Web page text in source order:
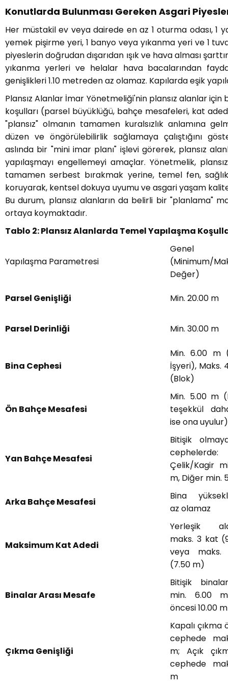
Konutlarda Bulunması Gereken Asgari
Her müstakil ev veya dairede en az 1 oturma odası, 1
yemek pişirme yeri, 1 banyo veya yıkanma yeri ve 1
piyeslerin doğrudan dışarıdan ışık ve hava alması
yıkanma yerleri ve helalar hava bacalarından
genişlikleri 1.10 metreden az olamaz. Kapılarda eşik
Plansız Alanlar İmar Yönetmeliği'nin plansız alanlar için
koşulları (parsel büyüklüğü, bahçe mesafeleri, kat
"plansız" olmanın tamamen kuralsızlık anlamına
düzen ve öngörülebilirlik sağlamaya çalıştığını
aslında bir "mini imar planı" işlevi görerek, plansız
yapılaşmayı engellemeyi amaçlar. Yönetmelik,
tamamen serbest bırakmak yerine, temel fen,
koruyarak, kentsel dokuya uyumu ve asgari yaşam
Bu durum, plansız alanların da belirli bir "planlama"
ortaya koymaktadır.
Tablo 2: Plansız Alanlarda Temel Yapılaşma
Yapılaşma Parametresi
Genel
(Minimum/
Değer)
Parsel Genişliği Min. 20.00 m
Parsel Derinliği Min. 30.00 m
Bina Cephesi
Min. 6.00 m
İşyeri), Maks.
(Blok)
Ön Bahçe Mesafesi
Min. 5.00 m
teşekkül
ise ona uyulur)
Yan Bahçe Mesafesi
Bitişik
cephelerde:
Çelik/Kagir
m, Diğer min.
Arka Bahçe Mesafesi
Bina
az olamaz
Maksimum Kat Adedi
Yerleşik
maks. 3 kat
veya
(7.50 m)
Binalar Arası Mesafe
Bitişik
min. 6.00
öncesi 10.00
Çıkma Genişliği
Kapalı
cephede
m; Açık
cephede
m